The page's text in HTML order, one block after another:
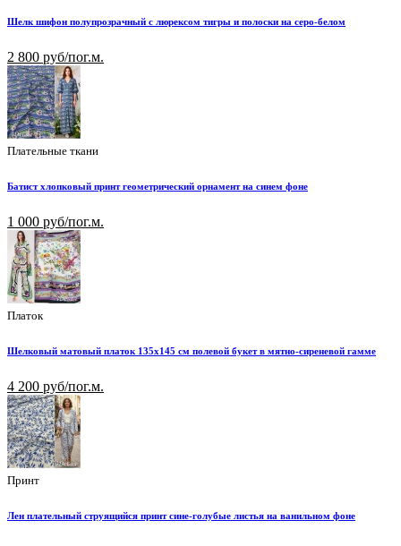
Шелк шифон полупрозрачный с люрексом тигры и полоски на серо-белом
2 800 руб/пог.м.
Плательные ткани
Батист хлопковый принт геометрический орнамент на синем фоне
1 000 руб/пог.м.
Платок
Шелковый матовый платок 135х145 см полевой букет в мятно-сиреневой гамме
4 200 руб/пог.м.
Принт
Лен плательный струящийся принт сине-голубые листья на ванильном фоне